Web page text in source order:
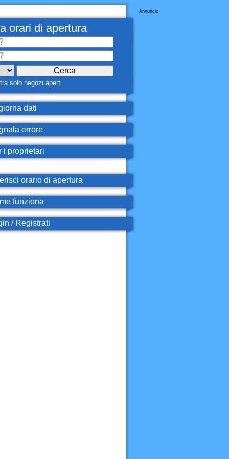
Annuncio
orari di apertura
solo negozi aperti
dati
errore
i proprietari
orario di apertura
funziona
/ Registrati